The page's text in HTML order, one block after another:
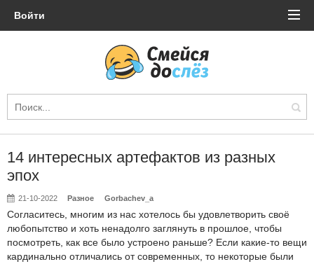
Войти
14 интересных артефактов из разных
эпох
21-10-2022 Разное Gorbachev_a
Согласитесь, многим из нас хотелось бы удовлетворить своё
любопытство и хоть ненадолго заглянуть в прошлое, чтобы
посмотреть, как все было устроено раньше? Если какие-то вещи
кардинально отличались от современных, то некоторые были